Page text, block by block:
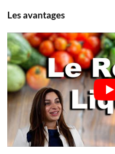
Les avantages